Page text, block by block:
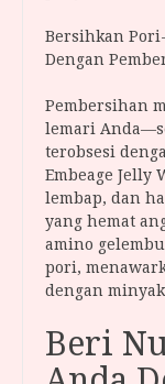
Bersihkan
Dengan
Pembersihan
lemari
terobsesi
Embeage Jelly
lembap, dan
yang hemat
amino
pori,
dengan
Beri